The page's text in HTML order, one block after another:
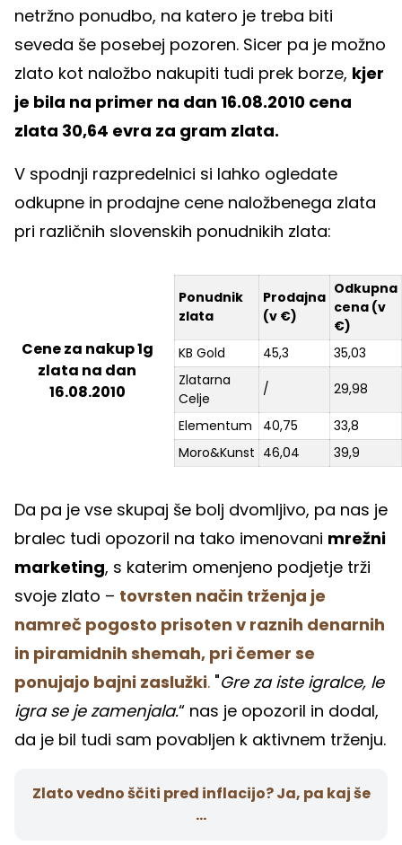
netržno ponudbo, na katero je treba biti
seveda še posebej pozoren. Sicer pa je možno
zlato kot naložbo nakupiti tudi prek borze, kjer
je bila na primer na dan 16.08.2010 cena
zlata 30,64 evra za gram zlata.
V spodnji razpredelnici si lahko ogledate
odkupne in prodajne cene naložbenega zlata
pri različnih slovenskih ponudnikih zlata:
Cene za nakup 1g
zlata na dan
16.08.2010
Ponudnik
zlata
Prodajna
(v €)
Odkupna
cena (v
€)
KB Gold
45,3
35,03
Zlatarna
Celje
/ 29,98
Elementum 40,75
33,8
Moro&Kunst 46,04 39,9
Da pa je vse skupaj še bolj dvomljivo, pa nas je
bralec tudi opozoril na tako imenovani mrežni
marketing, s katerim omenjeno podjetje trži
svoje zlato – tovrsten način trženja je
namreč pogosto prisoten v raznih denarnih
in piramidnih shemah, pri čemer se
ponujajo bajni zaslužki. "Gre za iste igralce, le
igra se je zamenjala.“ nas je opozoril in dodal,
da je bil tudi sam povabljen k aktivnem trženju.
Zlato vedno ščiti pred inflacijo? Ja, pa kaj še
...